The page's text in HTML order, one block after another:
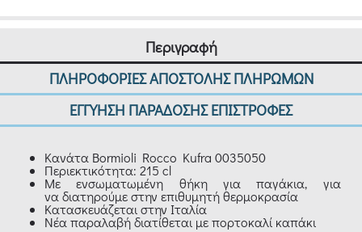
Περιγραφή
ΠΛΗΡΟΦΟΡΙΕΣ ΑΠΟΣΤΟΛΗΣ ΠΛΗΡΩΜΩΝ
ΕΓΓΥΗΣΗ ΠΑΡΑΔΟΣΗΣ ΕΠΙΣΤΡΟΦΕΣ
Κανάτα Bormioli Rocco Kufra 0035050
Περιεκτικότητα: 215 cl
Με ενσωματωμένη θήκη για παγάκια, για
να διατηρούμε στην επιθυμητή θερμοκρασία
Κατασκευάζεται στην Ιταλία
Νέα παραλαβή διατίθεται με πορτοκαλί καπάκι